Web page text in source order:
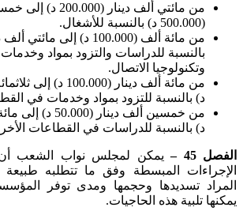
من مائتي ألف دينار
(500.000 د) بالنسبة للأشغال
.
بالنسبة للدراسات والتزود بمواد
وتكنولوجيا الاتصال.
د) بالنسبة للتزود بمواد وخدمات في
د) بالنسبة للدراسات في القطاعات
الفصل 45 –
يمكن لمجلس نواب الشعب
الإجراءات المبسطة وفق ما تتطلبه
المراد تسديدها وحجمها ومدى توفر
يمكنها تلبية هذه الحاجيات.